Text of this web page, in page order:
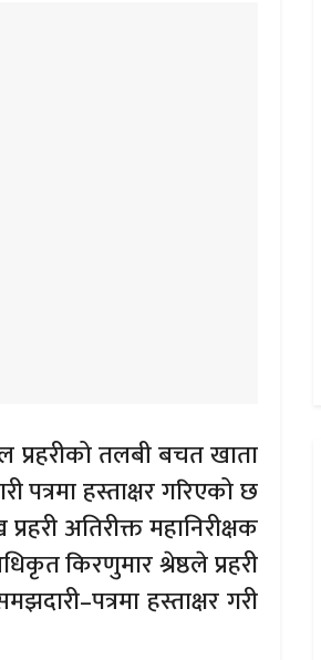
प्रहरीको तलबी बचत खाता
पत्रमा हस्ताक्षर गरिएको छ
अतिरीक्त महानिरीक्षक
किरणुमार श्रेष्ठले प्रहरी
हस्ताक्षर गरी